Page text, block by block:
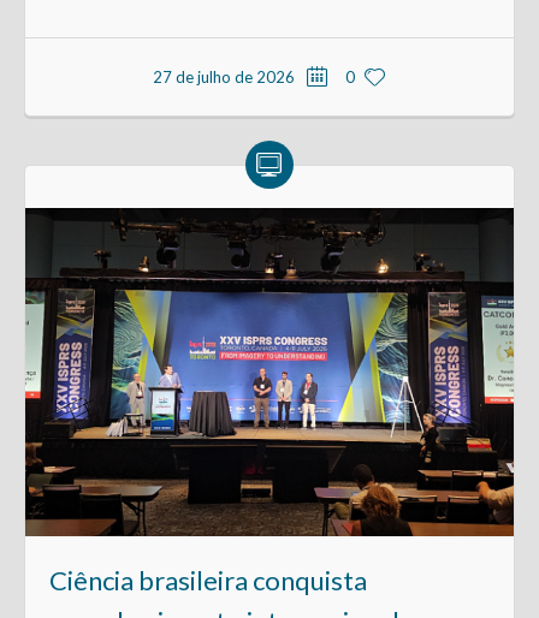
27 de julho de 2026 0
Ciência brasileira conquista